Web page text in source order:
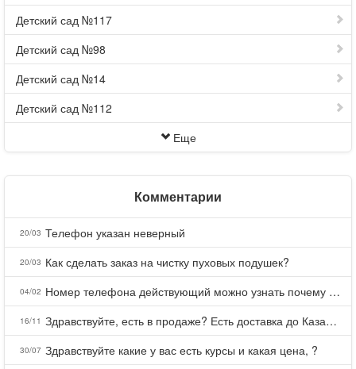
Детский сад №117
Детский сад №98
Детский сад №14
Детский сад №112
Еще
Комментарии
20/03 Телефон указан неверный
20/03 Как сделать заказ на чистку пуховых подушек?
04/02 Номер телефона действующий можно узнать почему номер неправельный
16/11 Здравствуйте, есть в продаже? Есть доставка до Казани?
30/07 Здравствуйте какие у вас есть курсы и какая цена, ?